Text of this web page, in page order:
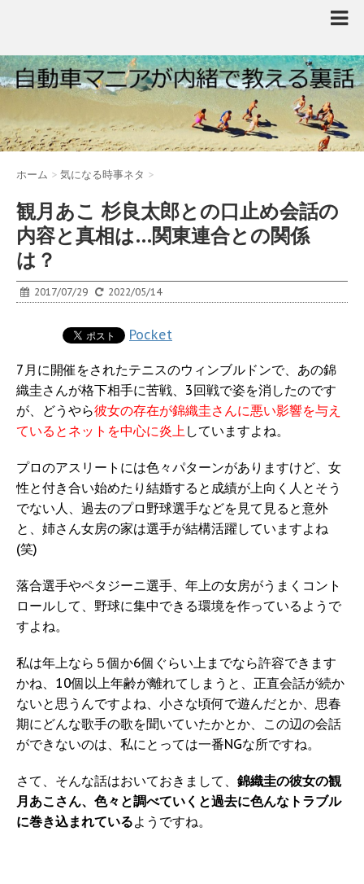
ホーム > 気になる時事ネタ >
観月あこ 杉良太郎との口止め会話の
内容と真相は…関東連合との関係
は？
2017/07/29 2022/05/14
Pocket
7月に開催をされたテニスのウィンブルドンで、あの錦
織圭さんが格下相手に苦戦、3回戦で姿を消したのです
が、どうやら彼女の存在が錦織圭さんに悪い影響を与え
ているとネットを中心に炎上していますよね。
プロのアスリートには色々パターンがありますけど、女
性と付き合い始めたり結婚すると成績が上向く人とそう
でない人、過去のプロ野球選手などを見て見ると意外
と、姉さん女房の家は選手が結構活躍していますよね
(笑)
落合選手やペタジーニ選手、年上の女房がうまくコント
ロールして、野球に集中できる環境を作っているようで
すよね。
私は年上なら５個か6個ぐらい上までなら許容できます
かね、10個以上年齢が離れてしまうと、正直会話が続か
ないと思うんですよね、小さな頃何で遊んだとか、思春
期にどんな歌手の歌を聞いていたかとか、この辺の会話
ができないのは、私にとっては一番NGな所ですね。
さて、そんな話はおいておきまして、 錦織圭の彼女の観
月あこさん、色々と調べていくと過去に色んなトラブル
に巻き込まれているようですね。